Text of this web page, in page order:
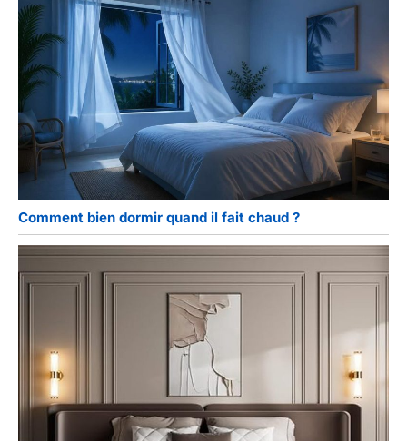
Comment bien dormir quand il fait chaud ?